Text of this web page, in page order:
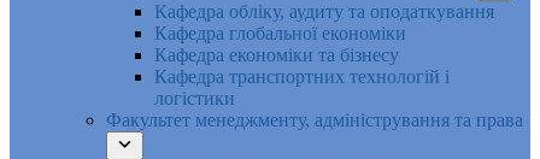
Кафедра обліку, аудиту та оподаткування
Кафедра глобальної економіки
Кафедра економіки та бізнесу
Кафедра транспортних технологій і
логістики
Факультет менеджменту, адміністрування та права